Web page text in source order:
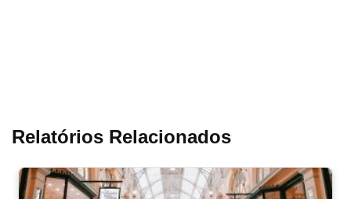
Relatórios Relacionados